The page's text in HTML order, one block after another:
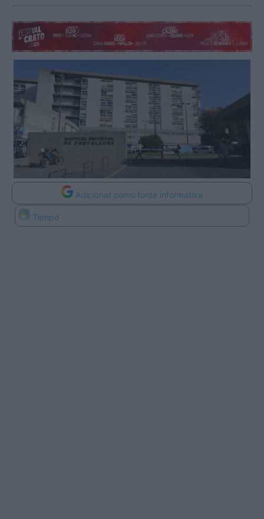
Adicionar como fonte informativa
Tempo